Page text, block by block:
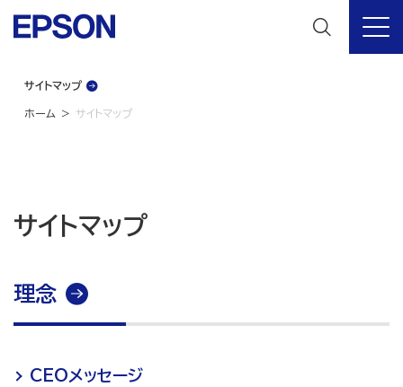
サイトマップ
ホーム サイトマップ
サイトマップ
理念
CEOメッセージ